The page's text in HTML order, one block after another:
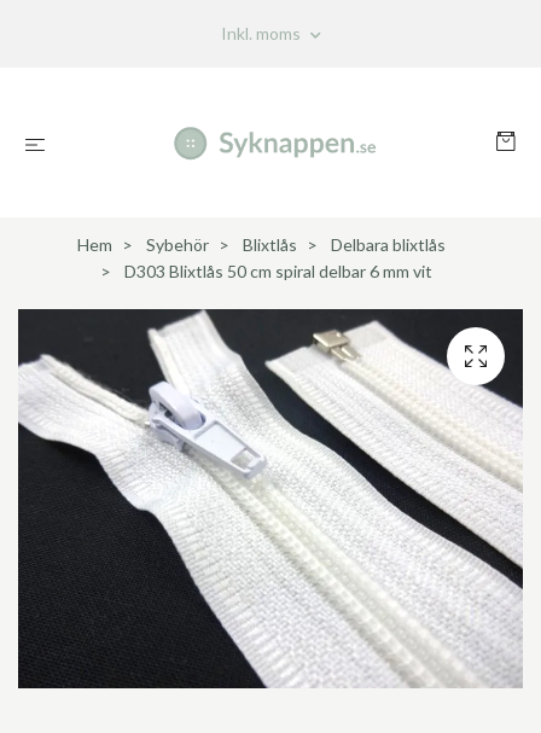
Inkl. moms
Hem Sybehör Blixtlås
Delbara blixtlås
D303 Blixtlås 50 cm spiral delbar 6 mm vit